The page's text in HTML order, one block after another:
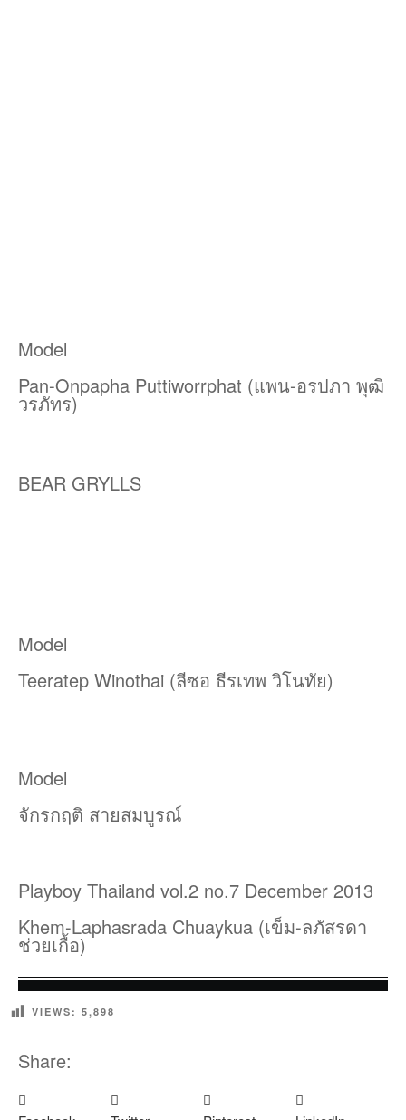
Model
Pan-Onpapha Puttiworrphat (แพน-อรปภา พุฒิ
วรภัทร)
BEAR GRYLLS
Model
Teeratep Winothai (ลีซอ ธีรเทพ วิโนทัย)
Model
จักรกฤติ สายสมบูรณ์
Playboy Thailand vol.2 no.7 December 2013
Khem-Laphasrada Chuaykua (เข็ม-ลภัสรดา
ช่วยเกื้อ)
VIEWS: 5,898
Share: